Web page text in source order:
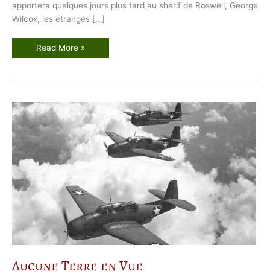
apportera quelques jours plus tard au shérif de Roswell, George
Wilcox, les étranges […]
L
r
e
R
o
w
l
Read More »
Aucune Terre en Vue